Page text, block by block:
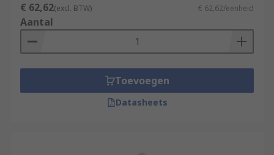
€ 62,62(excl. BTW) € 62,62/eenheid
Aantal
Toevoegen
Datasheets